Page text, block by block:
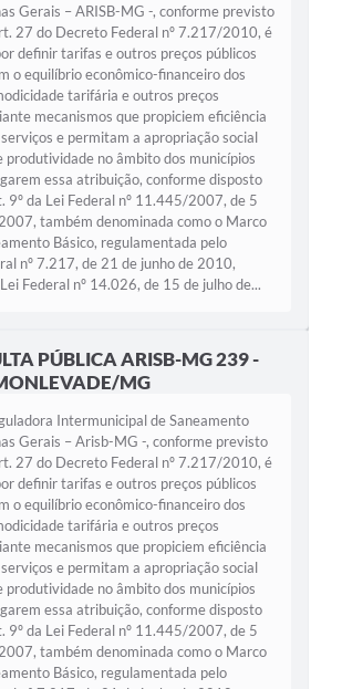
Gerais – ARISB-MG -, conforme previsto
27 do Decreto Federal nº 7.217/2010, é
definir tarifas e outros preços públicos
o equilíbrio econômico-financeiro dos
tarifária e outros preços
mecanismos que propiciem eficiência
e permitam a apropriação social
produtividade no âmbito dos municípios
essa atribuição, conforme disposto
9º da Lei Federal nº 11.445/2007, de 5
também denominada como o Marco
Básico, regulamentada pelo
nº 7.217, de 21 de junho de 2010,
Federal nº 14.026, de 15 de julho de...
PÚBLICA ARISB-MG 239 -
MG
Intermunicipal de Saneamento
Gerais – Arisb-MG -, conforme previsto
27 do Decreto Federal nº 7.217/2010, é
definir tarifas e outros preços públicos
o equilíbrio econômico-financeiro dos
tarifária e outros preços
mecanismos que propiciem eficiência
e permitam a apropriação social
produtividade no âmbito dos municípios
essa atribuição, conforme disposto
9º da Lei Federal nº 11.445/2007, de 5
também denominada como o Marco
Básico, regulamentada pelo